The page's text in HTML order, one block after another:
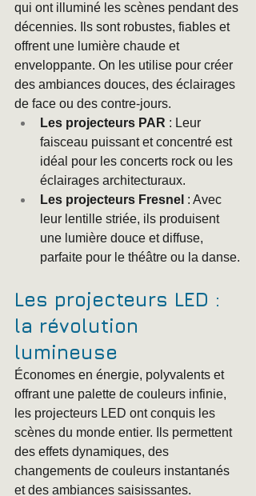
qui ont illuminé les scènes pendant des
décennies. Ils sont robustes, fiables et
offrent une lumière chaude et
enveloppante. On les utilise pour créer
des ambiances douces, des éclairages
de face ou des contre-jours.
Les projecteurs PAR : Leur
faisceau puissant et concentré est
idéal pour les concerts rock ou les
éclairages architecturaux.
Les projecteurs Fresnel : Avec
leur lentille striée, ils produisent
une lumière douce et diffuse,
parfaite pour le théâtre ou la danse.
Les projecteurs LED :
la révolution
lumineuse
Économes en énergie, polyvalents et
offrant une palette de couleurs infinie,
les projecteurs LED ont conquis les
scènes du monde entier. Ils permettent
des effets dynamiques, des
changements de couleurs instantanés
et des ambiances saisissantes.